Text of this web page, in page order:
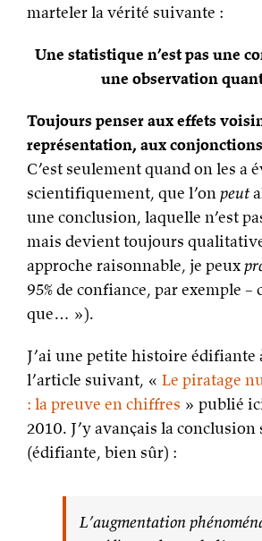
marteler la vérité suivante :
Une statistique n’est pas une
une observation
Toujours penser aux effets
représentation, aux
C’est seulement quand on les a
scientifiquement, que l’onpeut
une conclusion, laquelle n’est
mais devient toujours
approche raisonnable, je peux
95% de confiance, par exemple –
que… »).
J’ai une petite histoire édifiante
l’article suivant, « Le piratage
: la preuve en chiffres » publié
2010. J’y avançais la
(édifiante, bien sûr) :
L’augmentation